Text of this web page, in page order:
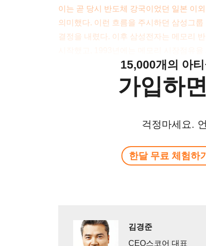
이는 곧 당시 반도체 강국이었던 일본 이
의미했다. 이런 흐름을 주시하던 삼성그
결정을 내렸다. 이후 삼성전자는 메모리
15,000개의 아
가입하
걱정마세요.
한달 무료 체험하기
김경준
CEO스코어 대표